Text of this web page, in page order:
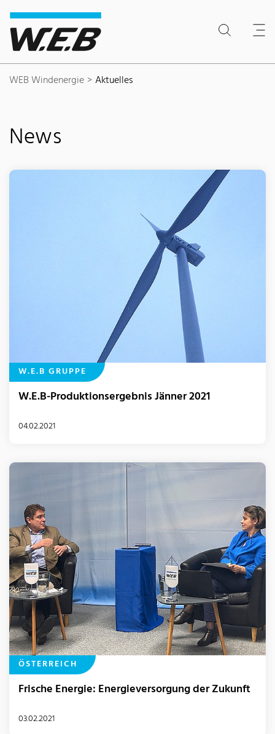
Inhaltsbereich
Suche
Hauptnavigation
Kontakt
Footer
WEB Windenergie Aktuelles
News
W.E.B GRUPPE
W.E.B-Produktionsergebnis Jänner 2021
04.02.2021
ÖSTERREICH
Frische Energie: Energieversorgung der Zukunft
03.02.2021